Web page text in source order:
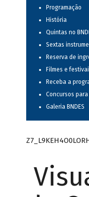
Programação
História
Quintas no
Sextas
Reserva de
Filmes e
Receba a
Concursos
Galeria BNDES